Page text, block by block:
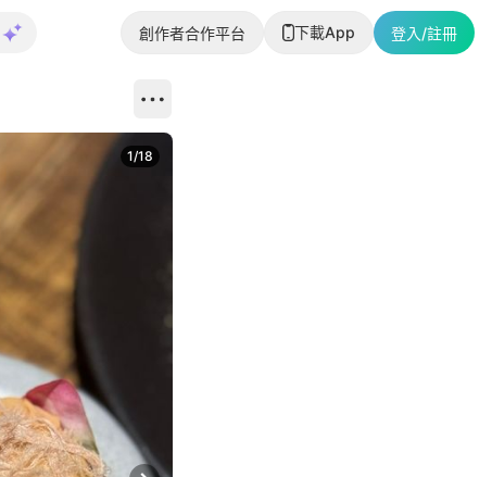
創作者合作平台 下載App 登入/註冊
1/18